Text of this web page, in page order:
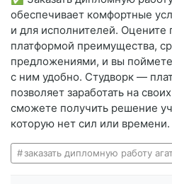
обеспечивает комфортные
и для исполнителей. Оцените
платформой преимущества,
предложениями, и вы
с ним удобно. Студворк —
позволяет заработать на
сможете получить решение
которую нет сил или времени.
заказать дипломную работу